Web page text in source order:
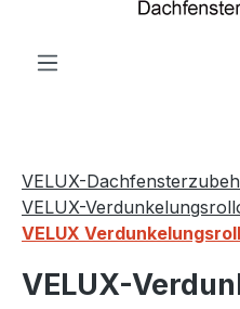
VELUX-
VELUX-
VELUX
VELUX-